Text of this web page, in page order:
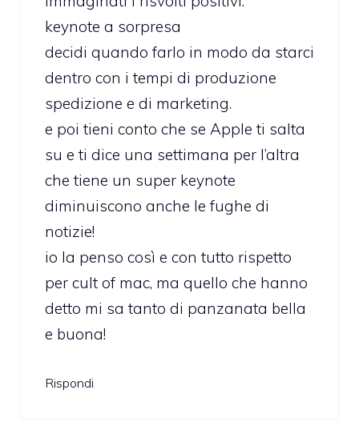
keynote a sorpresa
decidi quando farlo in modo da starci
dentro con i tempi di produzione
spedizione e di marketing.
e poi tieni conto che se Apple ti salta
su e ti dice una settimana per l’altra
che tiene un super keynote
diminuiscono anche le fughe di
notizie!
io la penso così e con tutto rispetto
per cult of mac, ma quello che hanno
detto mi sa tanto di panzanata bella
e buona!
Rispondi